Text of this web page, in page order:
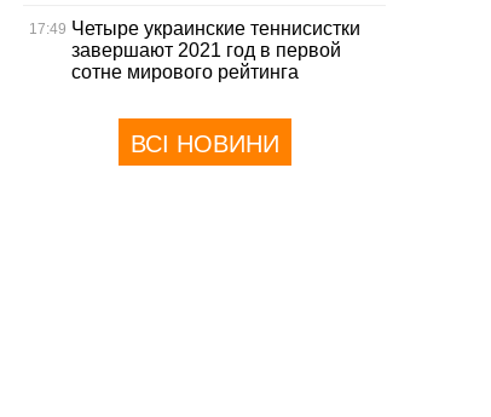
17:49 Четыре украинские теннисистки
завершают 2021 год в первой
сотне мирового рейтинга
ВСІ НОВИНИ